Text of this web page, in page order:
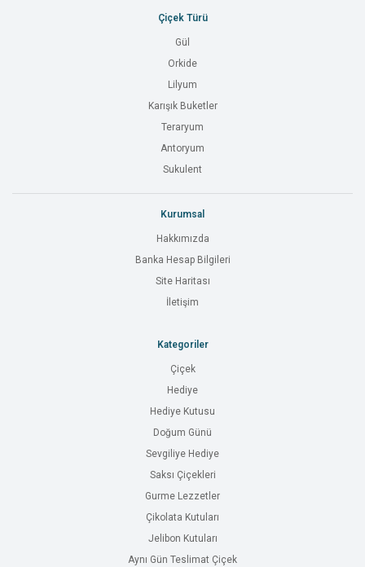
Çiçek Türü
Gül
Orkide
Lilyum
Karışık Buketler
Teraryum
Antoryum
Sukulent
Kurumsal
Hakkımızda
Banka Hesap Bilgileri
Site Haritası
İletişim
Kategoriler
Çiçek
Hediye
Hediye Kutusu
Doğum Günü
Sevgiliye Hediye
Saksı Çiçekleri
Gurme Lezzetler
Çikolata Kutuları
Jelibon Kutuları
Aynı Gün Teslimat Çiçek